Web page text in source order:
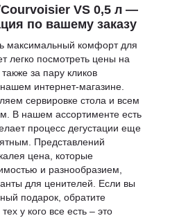
VS 0,5 л —
по вашему заказу
максимальный комфорт для
легко посмотреть цены на
за пару кликов
интернет-магазине.
сервировке стола и всем
В нашем ассортименте есть
процесс дегустации еще
Представлений
цена , которые
и разнообразием,
для ценителей. Если вы
подарок, обратите
у кого все есть – это